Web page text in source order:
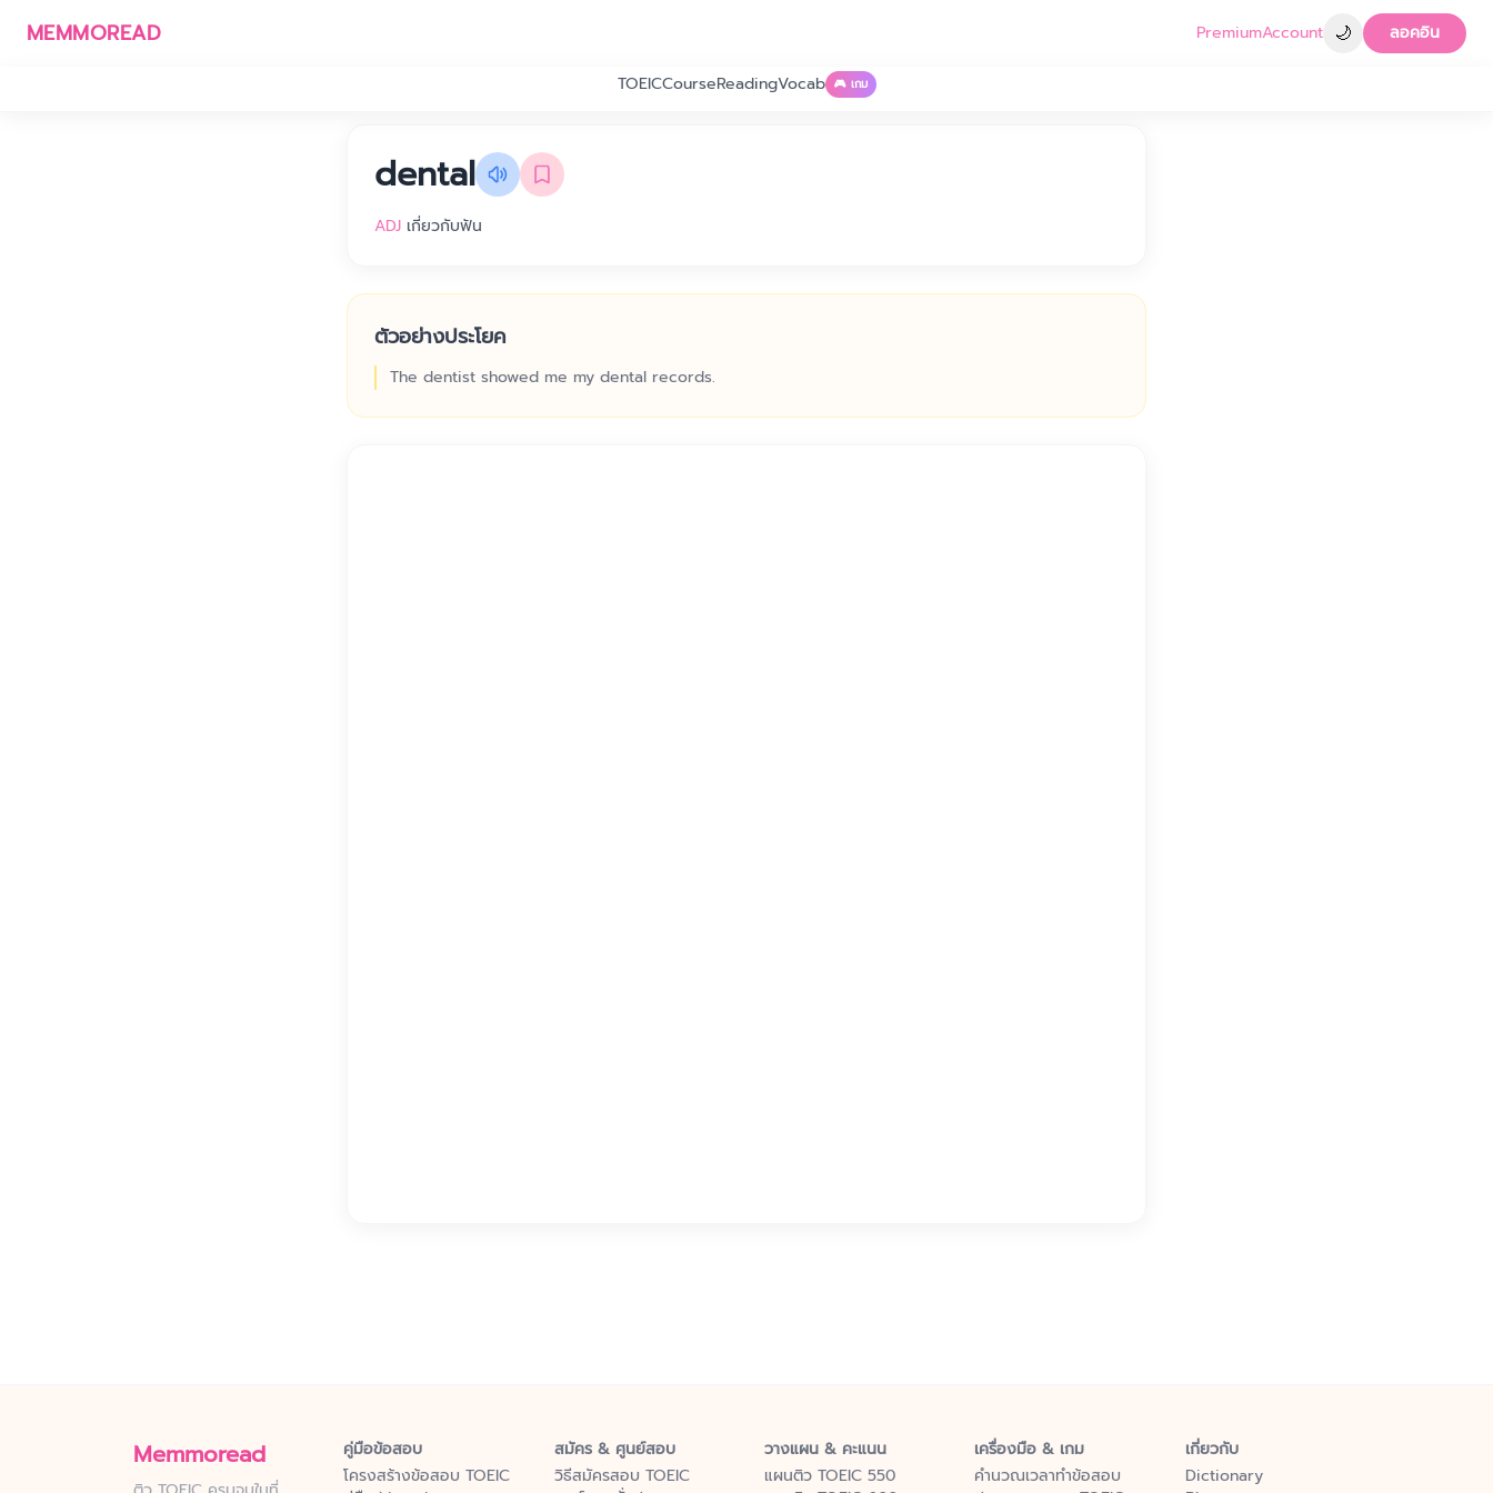
MEMMOREAD PremiumAccount 🌙 ลอคอิน
TOEICCourseReadingVocab 🎮 เกม
dental
ADJ เกี่ยวกับฟัน
ตัวอย่างประโยค
The dentist showed me my dental records.
Memmoread
คู่มือข้อสอบ
โครงสร้างข้อสอบ TOEIC
สมัคร & ศูนย์สอบ
วิธีสมัครสอบ TOEIC
วางแผน & คะแนน
แผนติว TOEIC 550
เครื่องมือ & เกม
คำนวณเวลาทำข้อสอบ
เกี่ยวกับ
Dictionary